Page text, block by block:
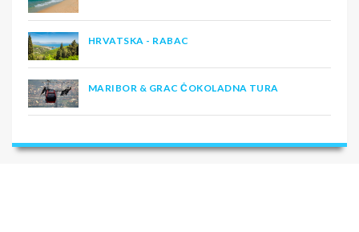
HRVATSKA - RABAC
MARIBOR & GRAC ČOKOLADNA TURA